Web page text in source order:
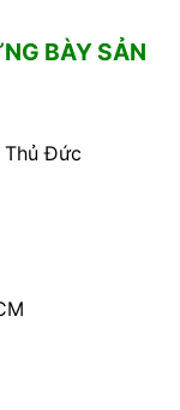
BÀY SẢN
Thủ Đức